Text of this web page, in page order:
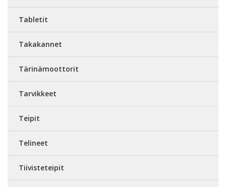
Tabletit
Takakannet
Tärinämoottorit
Tarvikkeet
Teipit
Telineet
Tiivisteteipit